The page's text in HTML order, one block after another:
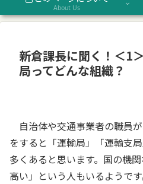
About Us
新倉課長に聞く！＜1
局ってどんな組織？
自治体や交通事業者の職員
をすると「運輸局」「運輸支
多くあると思います。国の機
高い」という人もいるようで